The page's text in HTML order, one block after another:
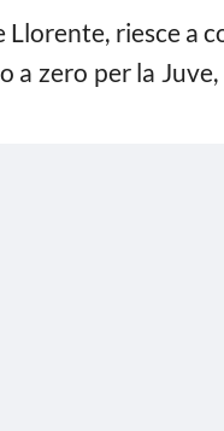
riesce a
a zero per la